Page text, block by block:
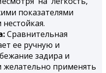
показателями
Сравнительная
ее ручную и
задира и
применять